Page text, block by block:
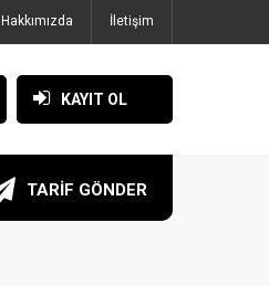
Hakkımızda İletişim
KAYIT OL
TARİF GÖNDER